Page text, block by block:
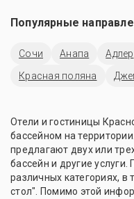
Популярные
Сочи Анапа Адлер
Красная поляна
Отели и гостиницы
бассейном на
предлагают двух или
бассейн и другие
различных категориях, в
стол". Помимо этой